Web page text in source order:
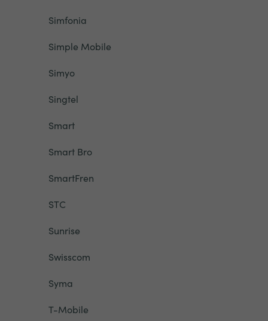
Simfonia
Simple Mobile
Simyo
Singtel
Smart
Smart Bro
SmartFren
STC
Sunrise
Swisscom
Syma
T-Mobile